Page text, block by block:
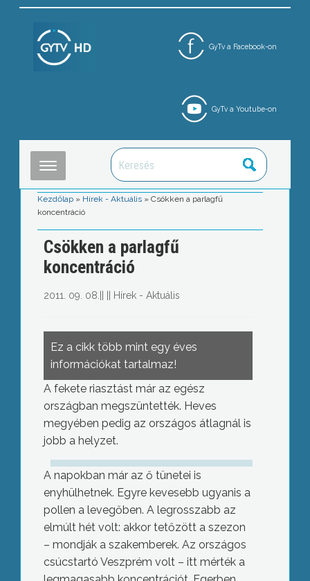
GyTv a Facebook-on
GyTv a Youtube-on
Kezdőlap » Hírek - Aktuális »Csökken a parlagfű
koncentráció
Csökken a parlagfű
koncentráció
2011. 09. 08. Hírek - Aktuális
Ez a cikk több mint egy éves
információkat tartalmaz!
A fekete riasztást már az egész
országban megszüntették. Heves
megyében pedig az országos átlagnál is
jobb a helyzet.
A napokban már az ő tünetei is
enyhülhetnek. Egyre kevesebb ugyanis a
pollen a levegőben. A legrosszabb az
elmúlt hét volt: akkor tetőzött a szezon
– mondják a szakemberek. Az országos
csúcstartó Veszprém volt – itt mérték a